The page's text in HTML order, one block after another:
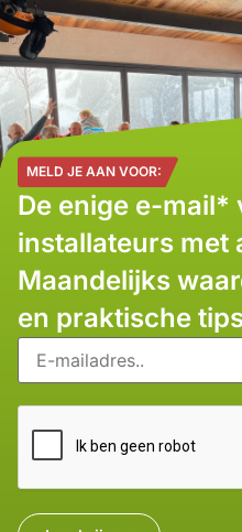
MELD JE AAN VOOR:
De enige e-mail*
installateurs met
Maandelijks
en praktische